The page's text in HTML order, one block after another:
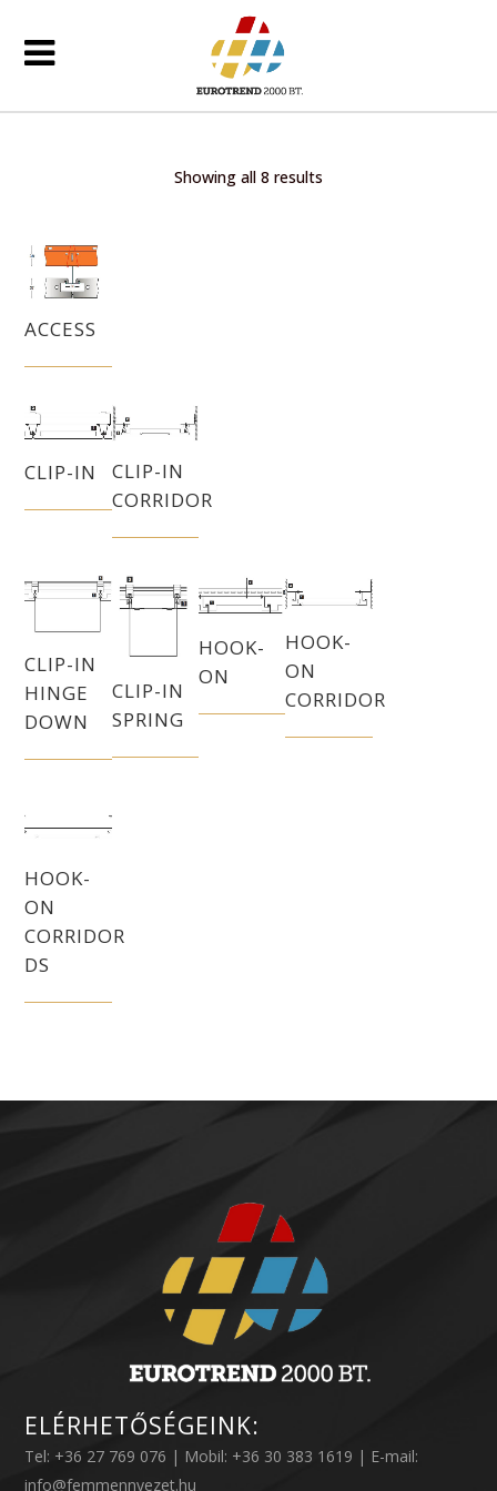
Showing all 8 results
ACCESS
CLIP-IN
CLIP-IN
CORRIDOR
CLIP-IN
HINGE
DOWN
CLIP-IN
SPRING
HOOK-
ON
HOOK-
ON
CORRIDOR
HOOK-
ON
CORRIDOR
DS
ELÉRHETŐSÉGEINK:
Tel: +36 27 769 076 | Mobil: +36 30 383 1619 | E-mail:
info@femmennyezet.hu